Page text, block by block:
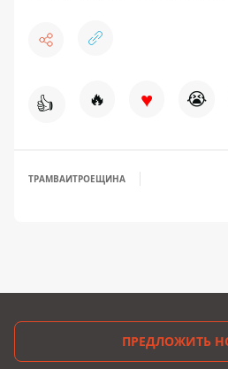
👍 🔥 ♥ 😭
ТРАМВАИТРОЕЩИНА
ПРЕДЛОЖИТЬ